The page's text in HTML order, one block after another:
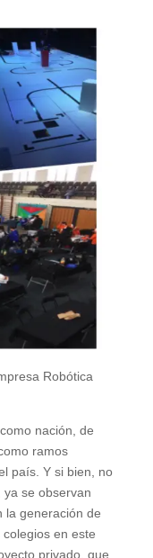
Robótica
nación, de
ramos
país. Y si bien, no
se observan
la generación de
en este
privado, que